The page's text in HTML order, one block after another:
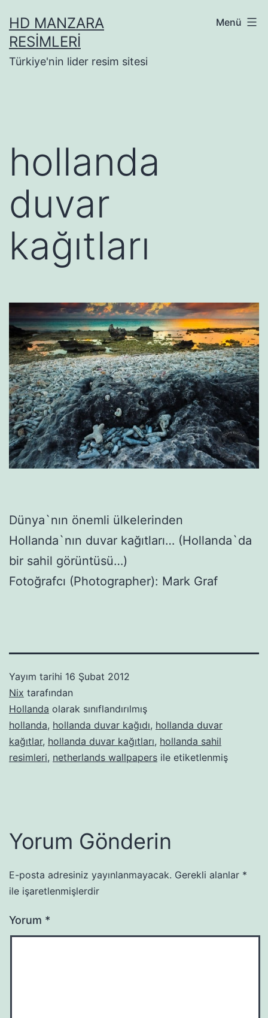
geçHD MANZARA
RESIMLERI
Türkiye'nin lider resim sitesi
Menü
hollanda
duvar
kağıtları
Dünya`nın önemli ülkelerinden
Hollanda`nın duvar kağıtları… (Hollanda`da
bir sahil görüntüsü…)
Fotoğrafcı (Photographer): Mark Graf
Yayım tarihi 16 Şubat 2012
Nix tarafından
Hollanda olarak sınıflandırılmış
hollanda, hollanda duvar kağıdı, hollanda duvar
kağıtlar, hollanda duvar kağıtları, hollanda sahil
resimleri, netherlands wallpapers ile etiketlenmiş
Yorum Gönderin
E-posta adresiniz yayınlanmayacak. Gerekli alanlar *
ile işaretlenmişlerdir
Yorum *